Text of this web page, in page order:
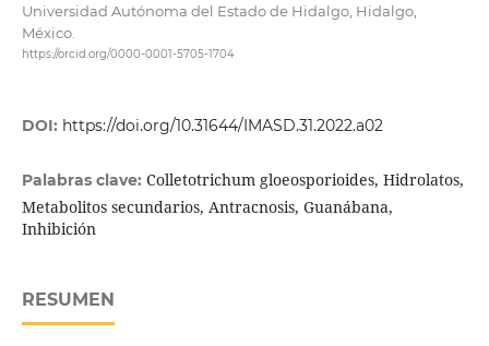
Universidad Autónoma del Estado de Hidalgo, Hidalgo,
México.
https://orcid.org/0000-0001-5705-1704
DOI: https://doi.org/10.31644/IMASD.31.2022.a02
Palabras clave: Colletotrichum gloeosporioides, Hidrolatos,
Metabolitos secundarios, Antracnosis, Guanábana,
Inhibición
RESUMEN